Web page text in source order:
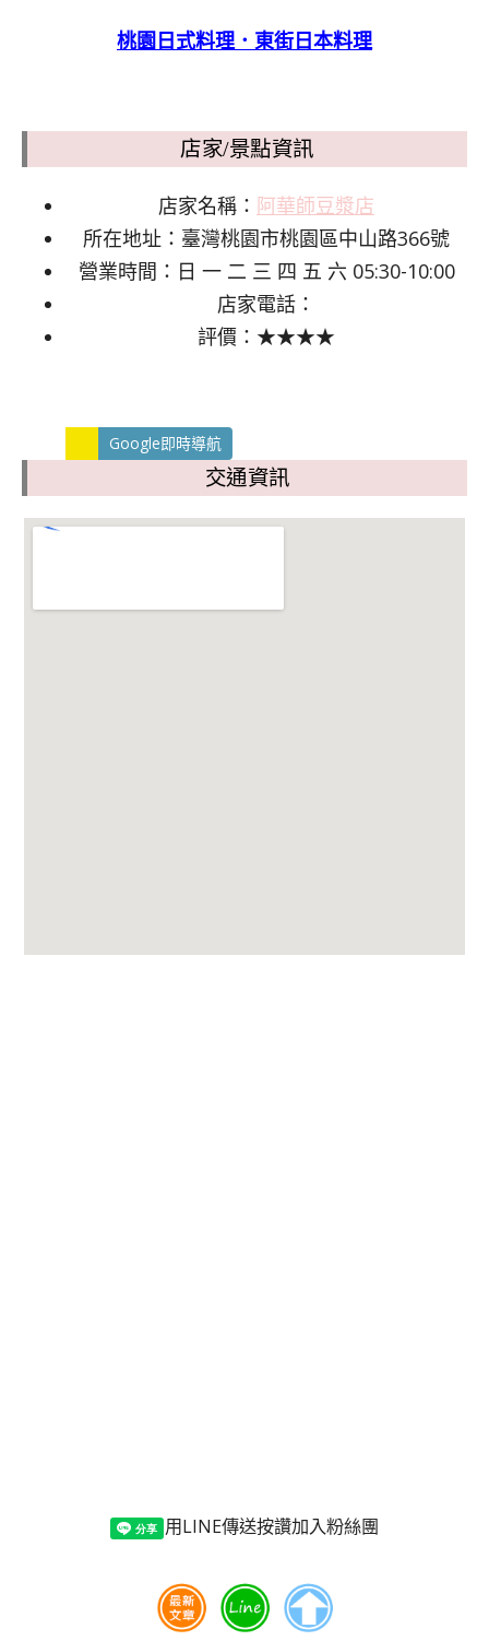
桃園日式料理．東街日本料理
店家/景點資訊
店家名稱： 阿華師豆漿店
所在地址：臺灣桃園市桃園區中山路366號
營業時間：日 一 二 三 四 五 六 05:30-10:00
店家電話：
評價：★★★★
Google即時導航
交通資訊
用LINE傳送按讚加入粉絲團